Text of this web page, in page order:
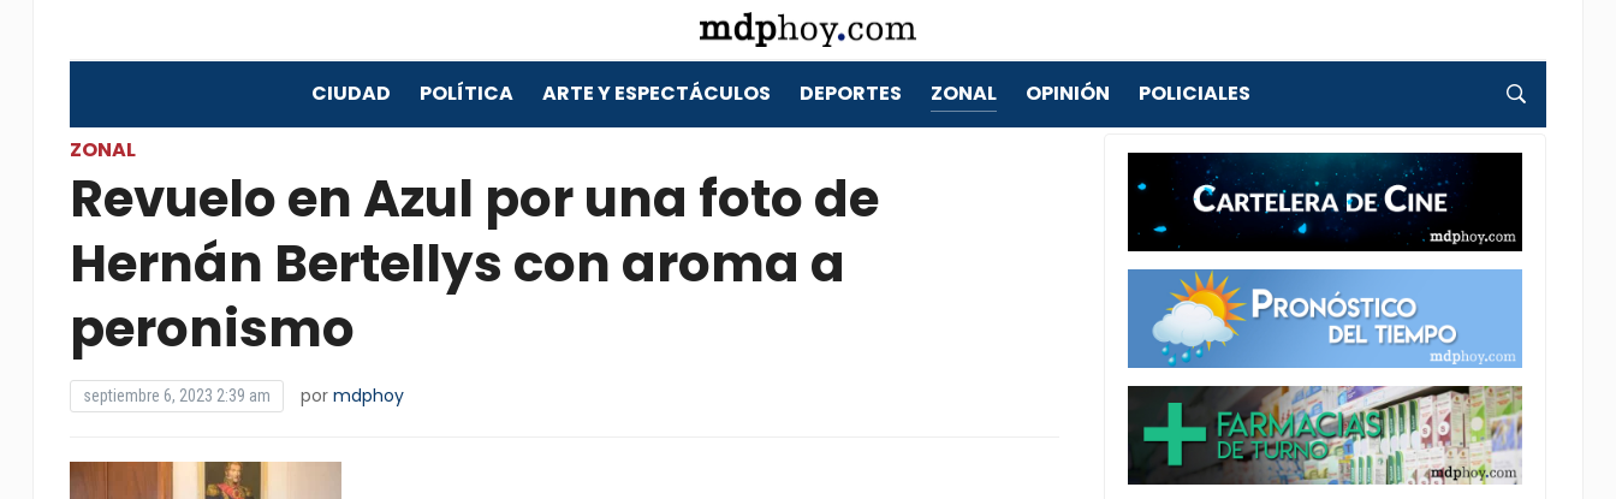
CIUDAD POLÍTICA ARTE Y ESPECTÁCULOS DEPORTES ZONAL OPINIÓN POLICIALES
ZONAL
Revuelo en Azul por una foto de
Hernán Bertellys con aroma a
peronismo
septiembre 6, 2023 2:39 am por mdphoy